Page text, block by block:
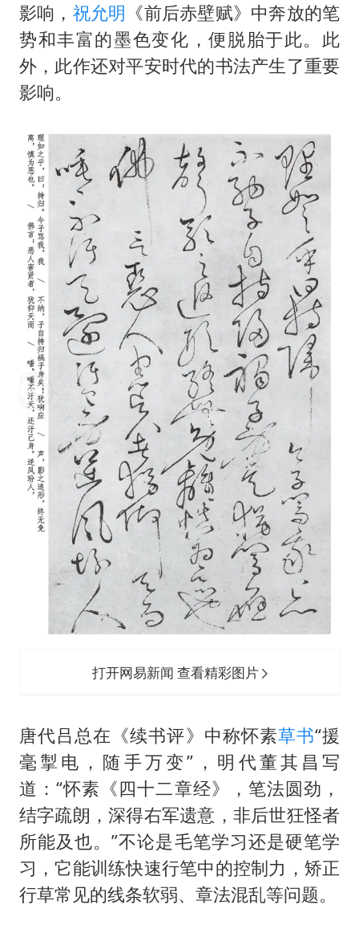
影响， 祝允明 《前后赤壁赋》中奔放的笔
势和丰富的墨色变化，便脱胎于此。此
外，此作还对平安时代的书法产生了重要
影响。
打开网易新闻 查看精彩图片
唐代吕总在《续书评》中称怀素草书“援
毫掣电，随手万变”，明代董其昌写
道：“怀素《四十二章经》，笔法圆劲，
结字疏朗，深得右军遗意，非后世狂怪者
所能及也。”不论是毛笔学习还是硬笔学
习，它能训练快速行笔中的控制力，矫正
行草常见的线条软弱、章法混乱等问题。